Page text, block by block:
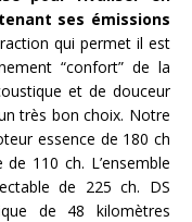
ses émissions
qui permet il est
“confort” de la
et de douceur
très bon choix. Notre
essence de 180 ch
110 ch. L’ensemble
de 225 ch. DS
de 48 kilomètres